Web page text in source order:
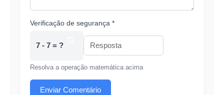
Verificação de segurança *
7 - 7 = ?
Resolva a operação matemática acima
Enviar Comentário